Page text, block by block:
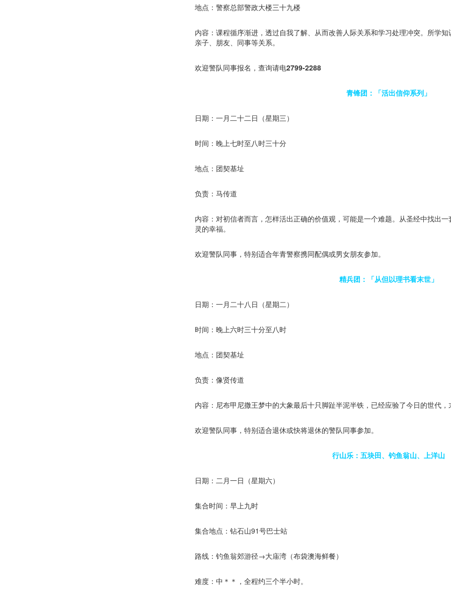
地点：警察总部警政大楼三十九楼
内容：课程循序渐进，透过自我了解、从而改善人际关系和学习处理冲突。所学
亲子、朋友、同事等关系。
欢迎警队同事报名，查询请电2799-2288
青锋团：「活出信仰系列」
日期：一月二十二日（星期三）
时间：晚上七时至八时三十分
地点：团契基址
负责：马传道
内容：对初信者而言，怎样活出正确的价值观，可能是一个难题。从圣经中找出
灵的幸福。
欢迎警队同事，特别适合年青警察携同配偶或男女朋友参加。
精兵团：「从但以理书看末世」
日期：一月二十八日（星期二）
时间：晚上六时三十分至八时
地点：团契基址
负责：像贤传道
内容：尼布甲尼撒王梦中的大象最后十只脚趾半泥半铁，已经应验了今日的世代，
欢迎警队同事，特别适合退休或快将退休的警队同事参加。
行山乐：五块田、钓鱼翁山、上洋山
日期：二月一日（星期六）
集合时间：早上九时
集合地点：钻石山91号巴士站
路线：钓鱼翁郊游径→大庙湾（布袋澳海鲜餐）
难度：中＊＊，全程约三个半小时。